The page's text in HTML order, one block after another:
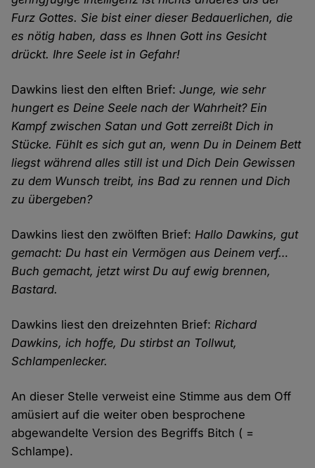
Furz Gottes. Sie bist einer dieser Bedauerlichen, die
es nötig haben, dass es Ihnen Gott ins Gesicht
drückt. Ihre Seele ist in Gefahr!
Dawkins liest den elften Brief:Junge, wie sehr
hungert es Deine Seele nach der Wahrheit? Ein
Kampf zwischen Satan und Gott zerreißt Dich in
Stücke. Fühlt es sich gut an, wenn Du in Deinem Bett
liegst während alles still ist und Dich Dein Gewissen
zu dem Wunsch treibt, ins Bad zu rennen und Dich
zu übergeben?
Dawkins liest den zwölften Brief:Hallo Dawkins, gut
gemacht: Du hast ein Vermögen aus Deinem verf…
Buch gemacht, jetzt wirst Du auf ewig brennen,
Bastard.
Dawkins liest den dreizehnten Brief:Richard
Dawkins, ich hoffe, Du stirbst an Tollwut,
Schlampenlecker.
An dieser Stelle verweist eine Stimme aus dem Off
amüsiert auf die weiter oben besprochene
abgewandelte Version des Begriffs Bitch ( =
Schlampe).